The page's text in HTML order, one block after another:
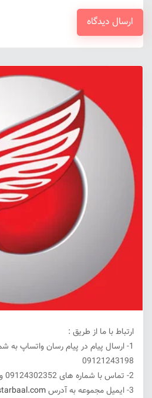
ارسال دیدگاه
ارتباط با ما از طریق :
09121243198
2- تماس با شماره های 09124302352 و 09121243198
3- ایمیل مجموعه به آدرس